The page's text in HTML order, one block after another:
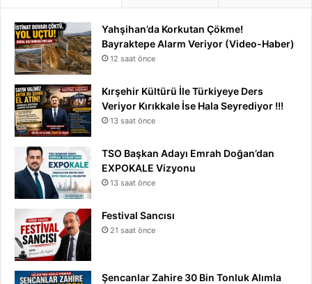
Yahşihan’da Korkutan Çökme!
Bayraktepe Alarm Veriyor (Video-Haber)
12 saat önce
Kırşehir Kültürü İle Türkiyeye Ders
Veriyor Kırıkkale İse Hala Seyrediyor !!!
13 saat önce
TSO Başkan Adayı Emrah Doğan’dan
EXPOKALE Vizyonu
13 saat önce
Festival Sancısı
21 saat önce
Şencanlar Zahire 30 Bin Tonluk Alımla